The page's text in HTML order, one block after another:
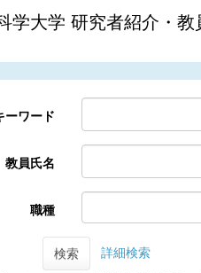
学大学 研究者紹介・教
ーワード
教員氏名
職種
検索 詳細検索